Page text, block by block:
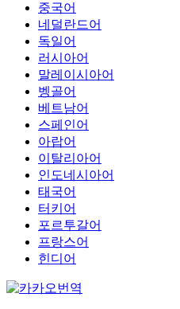
중국어
네덜란드어
독일어
러시아어
말레이시아어
벵골어
베트남어
스페인어
아랍어
이탈리아어
인도네시아어
태국어
터키어
포르투갈어
프랑스어
힌디어